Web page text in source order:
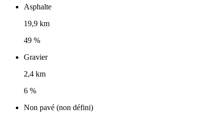
Asphalte
19,9 km
49 %
Gravier
2,4 km
6 %
Non pavé (non défini)